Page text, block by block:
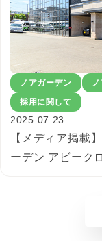
ノアガーデン
採用に関して
2025.07.23
【メディア掲載
ーデン アビーク